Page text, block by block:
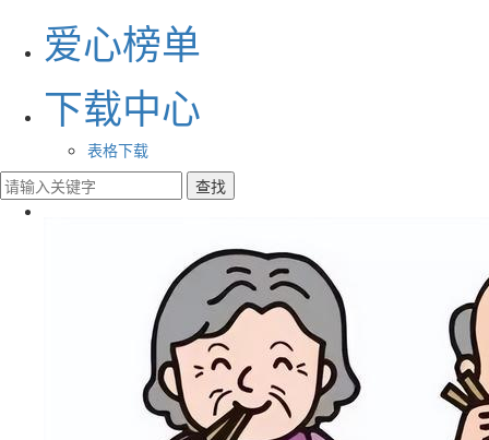
爱心榜单
下载中心
表格下载